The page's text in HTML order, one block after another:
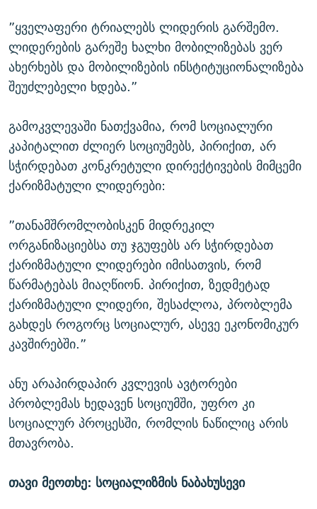
”ყველაფერი ტრიალებს ლიდერის გარშემო.
ლიდერების გარეშე ხალხი მობილიზებას ვერ
ახერხებს და მობილიზების ინსტიტუციონალიზება
შეუძლებელი ხდება.”
გამოკვლევაში ნათქვამია, რომ სოციალური
კაპიტალით ძლიერ სოციუმებს, პირიქით, არ
სჭირდებათ კონკრეტული დირექტივების მიმცემი
ქარიზმატული ლიდერები:
”თანამშრომლობისკენ მიდრეკილ
ორგანიზაციებსა თუ ჯგუფებს არ სჭირდებათ
ქარიზმატული ლიდერები იმისათვის, რომ
წარმატებას მიაღწიონ. პირიქით, ზედმეტად
ქარიზმატული ლიდერი, შესაძლოა, პრობლემა
გახდეს როგორც სოციალურ, ასევე ეკონომიკურ
კავშირებში.”
ანუ არაპირდაპირ კვლევის ავტორები
პრობლემას ხედავენ სოციუმში, უფრო კი
სოციალურ პროცესში, რომლის ნაწილიც არის
მთავრობა.
თავი მეოთხე: სოციალიზმის ნაბახუსევი